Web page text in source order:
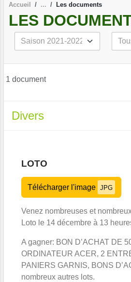
Accueil Les documents
LES
1 document
Divers
LOTO
Télécharger l'image JPG
Venez nombreuses et
Loto le 14 décembre à 13
A gagner: BON D’ACHAT DE
ORDINATEUR ACER, 2
PANIERS GARNIS, BONS
nombreux autres lots.